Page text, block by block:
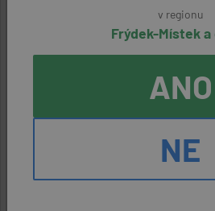
DĚLNÍCI V OBLASTI
ÚDRŽBY BUDOV (ZamK)
v regionu
Frýdek-Místek a
ANO
NE